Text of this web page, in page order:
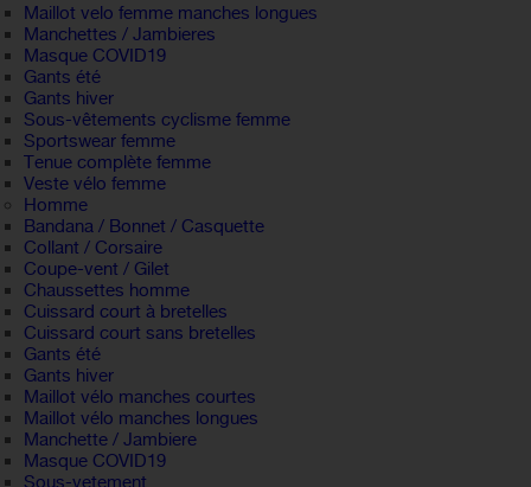
Maillot velo femme manches longues
Manchettes / Jambieres
Masque COVID19
Gants été
Gants hiver
Sous-vêtements cyclisme femme
Sportswear femme
Tenue complète femme
Veste vélo femme
Homme
Bandana / Bonnet / Casquette
Collant / Corsaire
Coupe-vent / Gilet
Chaussettes homme
Cuissard court à bretelles
Cuissard court sans bretelles
Gants été
Gants hiver
Maillot vélo manches courtes
Maillot vélo manches longues
Manchette / Jambiere
Masque COVID19
Sous-vetement